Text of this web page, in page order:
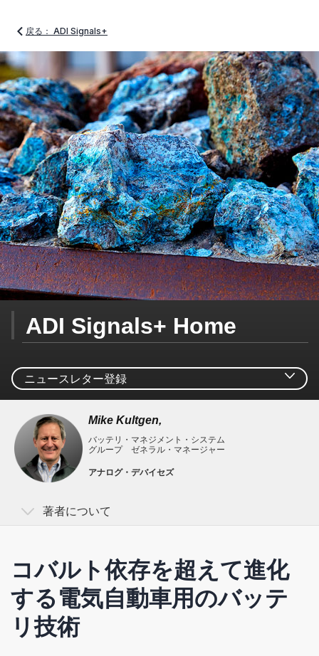
戻る： ADI Signals+
ADI Signals+ Home
ニュースレター登録
Signals+ ニュースレター登録
Signals+はコネクティビティ、デジタルヘルス、モビリテ
ます。
Mike Kultgen,
バッテリ・マネジメント・システム
グループ ゼネラル・マネージャー
アナログ・デバイセズ
著者について
Mike Kultgenは、24年以上にわたり、自動車、航空宇
宙、通信、産業などの分野を対象としたICの設計に携
わってきました。アナログ・デバイセズでは、10年の
間に、アンプ、モノリシック・フィルタ、シリコン発
コバルト依存を超えて進化
する電気自動車用のバッテ
リ技術